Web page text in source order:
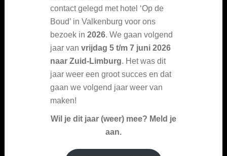
contact gelegd met hotel ‘Op de
Boud’ in Valkenburg voor ons
bezoek in 2026. We gaan volgend
jaar van vrijdag 5 t/m 7 juni 2026
naar Zuid-Limburg. Het was dit
jaar weer een groot succes en dat
gaan we volgend jaar weer van
maken!
Wil je dit jaar (weer) mee? Meld je
aan.